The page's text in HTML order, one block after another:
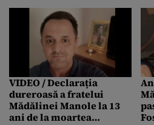
VIDEO / Declarația
dureroasă a fratelui
Mădălinei Manole la 13
ani de la moartea